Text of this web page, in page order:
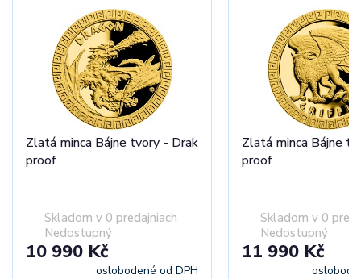
Zlatá minca Bájne tvory - Drak
proof
Skladom v 0 predajniach
Nedostupný
10 990 Kč
oslobodené od DPH
Zlatá minca Bájne
proof
Skladom v 0
Nedostupný
11 990 Kč